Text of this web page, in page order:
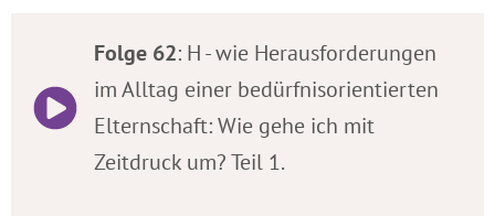
Folge 62: H - wie Herausforderungen
im Alltag einer bedürfnisorientierten
Elternschaft: Wie gehe ich mit
Zeitdruck um? Teil 1.